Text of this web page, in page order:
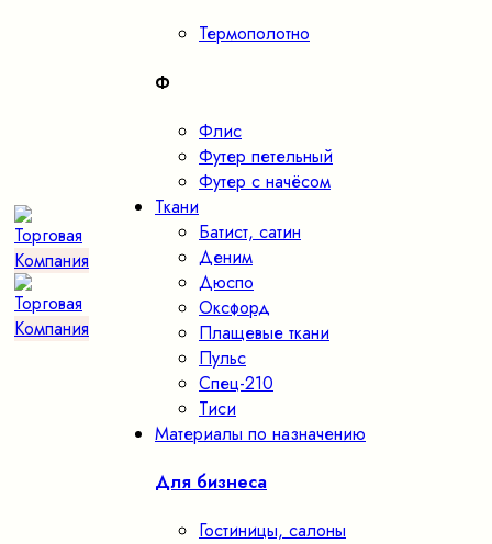
Термополотно
Ф
Флис
Футер петельный
Футер с начёсом
Ткани
Батист, сатин
Деним
Дюспо
Оксфорд
Плащевые ткани
Пульс
Спец-210
Тиси
Материалы по назначению
Для бизнеса
Гостиницы, салоны